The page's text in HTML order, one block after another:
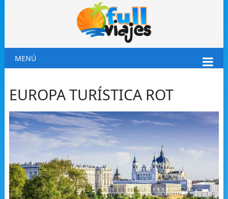
MENÚ
EUROPA TURÍSTICA ROT